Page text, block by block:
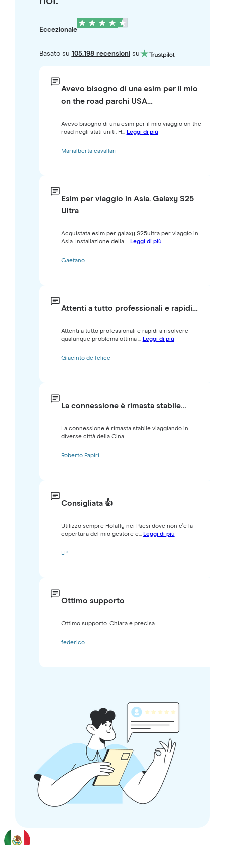
Eccezionale
Basato su 105.198 recensionisu
Avevo bisogno di una esim per il mio
on the road parchi USA…
Avevo bisogno di una esim per il mio viaggio on the
road negli stati uniti. H... Leggi di più
Marialberta cavallari
Esim per viaggio in Asia. Galaxy S25
Ultra
Acquistata esim per galaxy S25ultra per viaggio in
Asia. Installazione della ... Leggi di più
Gaetano
Attenti a tutto professionali e rapidi…
Attenti a tutto professionali e rapidi a risolvere
qualunque problema ottima ... Leggi di più
Giacinto de felice
La connessione è rimasta stabile…
La connessione è rimasta stabile viaggiando in
diverse città della Cina.
Roberto Papiri
Consigliata 👍
Utilizzo sempre Holafly nei Paesi dove non c’è la
copertura del mio gestore e... Leggi di più
LP
Ottimo supporto
Ottimo supporto. Chiara e precisa
federico